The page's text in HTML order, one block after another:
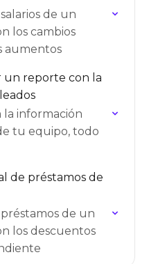
de un
los cambios
aumentos
un reporte con la
la información
tu equipo, todo
de préstamos de
de un
los descuentos